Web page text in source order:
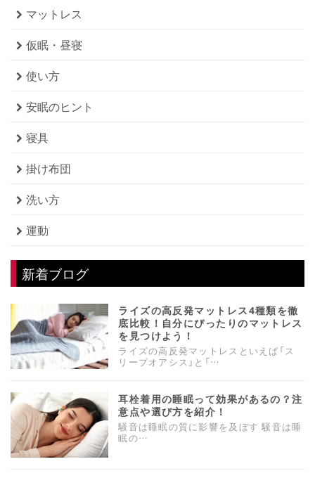
マットレス
仮眠・昼寝
使い方
安眠のヒント
寝具
掛け布団
洗い方
運動
新着ブログ
ライズの高反発マットレス4種類を徹
底比較！自分にぴったりのマットレス
を見つけよう！
ライズの高反発マットレスといえば「ス
リープオアシス」と「…
耳栓着用の睡眠って効果があるの？注
意点や選び方を紹介！
騒音は睡眠の質に影響を及ぼす 騒音は睡
眠の…